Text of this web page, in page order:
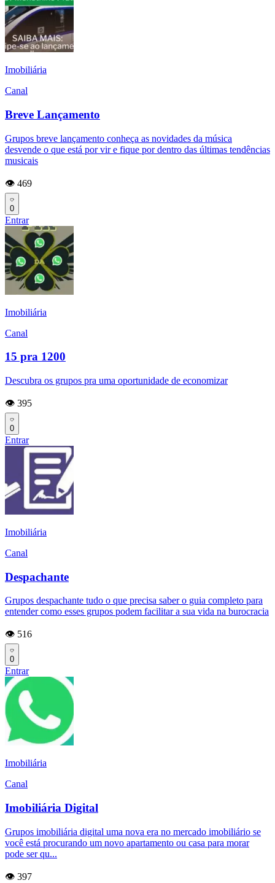
Imobiliária
Canal
Breve Lançamento
Grupos breve lançamento conheça as novidades da música
desvende o que está por vir e fique por dentro das últimas tendências
musicais
👁️ 469
0
Entrar
Imobiliária
Canal
15 pra 1200
Descubra os grupos pra uma oportunidade de economizar
👁️ 395
0
Entrar
Imobiliária
Canal
Despachante
Grupos despachante tudo o que precisa saber o guia completo para
entender como esses grupos podem facilitar a sua vida na burocracia
👁️ 516
0
Entrar
Imobiliária
Canal
Imobiliária Digital
Grupos imobiliária digital uma nova era no mercado imobiliário se
você está procurando um novo apartamento ou casa para morar
pode ser qu...
👁️ 397